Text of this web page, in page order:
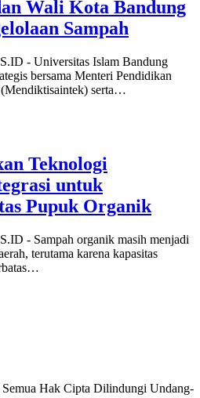
Wali Kota Bandung
Sampah
- Universitas Islam Bandung
bersama Menteri Pendidikan
serta…
Teknologi
untuk
Pupuk Organik
- Sampah organik masih menjadi
terutama karena kapasitas
Hak Cipta Dilindungi Undang-